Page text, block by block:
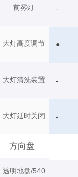
前雾灯
大灯高度调节
大灯清洗装置
大灯延时关闭
方向盘
透明地盘/540
-
●
-
-